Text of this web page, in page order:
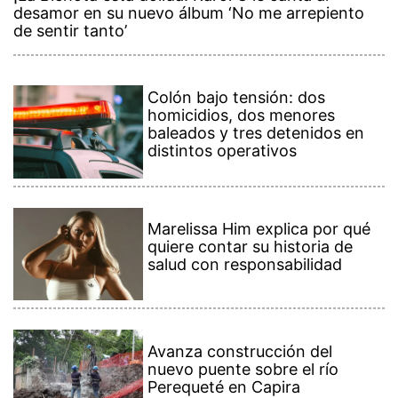
desamor en su nuevo álbum ‘No me arrepiento
de sentir tanto’
Colón bajo tensión: dos
homicidios, dos menores
baleados y tres detenidos en
distintos operativos
Marelissa Him explica por qué
quiere contar su historia de
salud con responsabilidad
Avanza construcción del
nuevo puente sobre el río
Perequeté en Capira